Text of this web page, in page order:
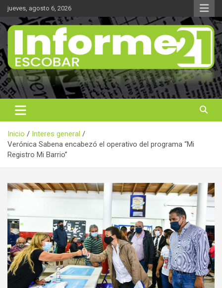
Saltar
contenido
jueves, agosto 6, 2026
Informe 21
Noticas reales
Inicio
Interes general
Verónica Sabena encabezó el operativo del programa “Mi
Registro Mi Barrio”